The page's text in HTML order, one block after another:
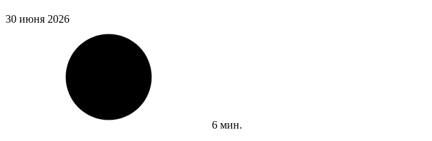
30 июня 2026
6 мин.